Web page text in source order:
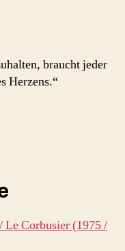
braucht jeder
Herzens.“
Le Corbusier (1975 /